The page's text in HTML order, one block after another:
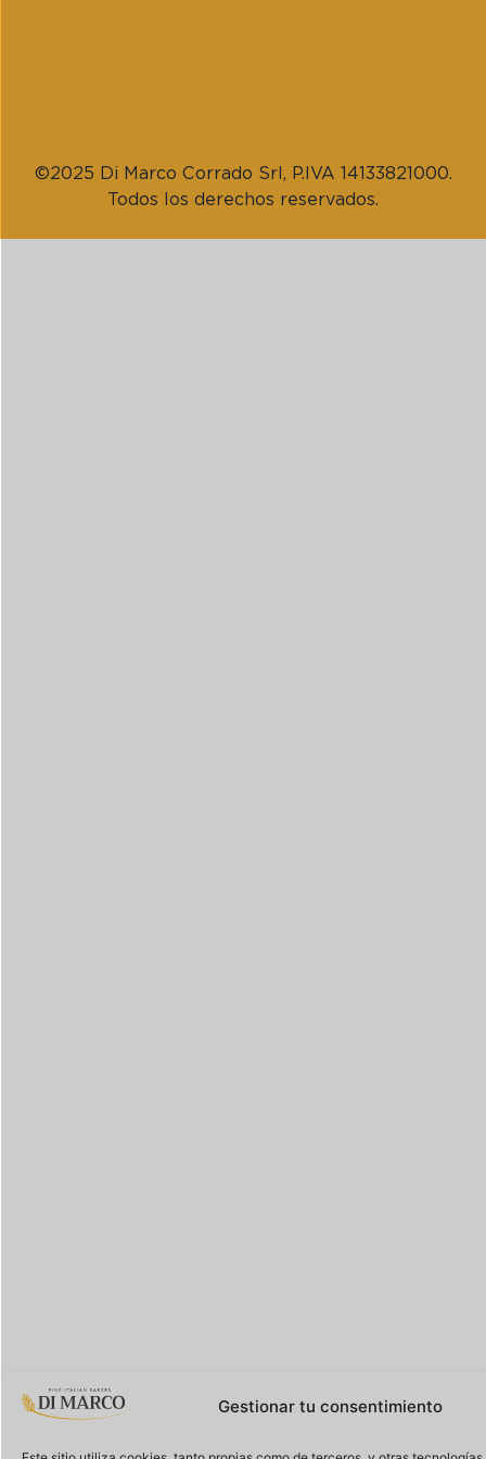
Gestionar tu consentimiento
©2025 Di Marco Corrado Srl, P.IVA 14133821000.
Todos los derechos reservados.